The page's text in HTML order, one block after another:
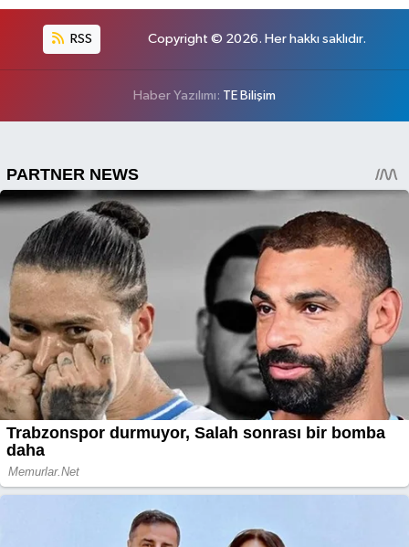
RSS Copyright © 2026. Her hakkı saklıdır.
Haber Yazılımı: TE Bilişim